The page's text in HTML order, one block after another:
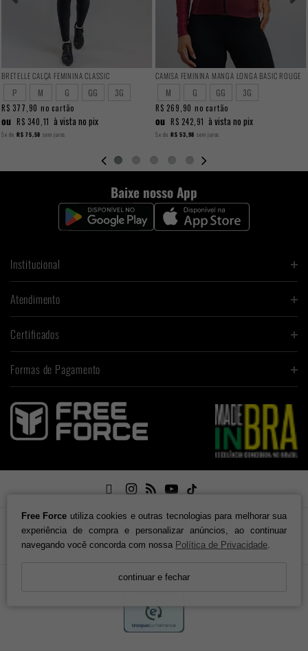
Free Force utiliza cookies e outras tecnologias para melhorar sua
experiência de compra e personalizar anúncios, ao continuar
navegando você concorda com nossa Política de Privacidade
continuar e fechar
BRETELLE CALÇA FEMININA CLASSIC
P M G GG 3G
R$ 377,90 no cartão
ou R$ 340,11 à vista no pix
5x de R$ 75,58 sem juros
CAMISA FEMININA MANGA LONGA BASIC ROUGE
M G GG 3G
R$ 269,90 no cartão
ou R$ 242,91 à vista no pix
5x de R$ 53,98 sem juros
Baixe nosso App
Institucional
Atendimento
Certificados
Formas de Pagamento

Free Force / CNPJ: 01.701.348/0003-30
Endereço: Rua XV de Novembro, 6633 - Galpão 4. Testo Central. Pomerode - SC, 89107-
000